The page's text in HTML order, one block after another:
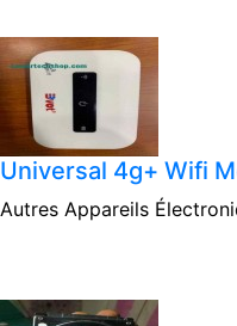
Universal 4g+ Wifi
Autres Appareils